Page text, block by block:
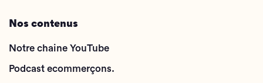
Nos contenus
Notre chaine YouTube
Podcast ecommerçons.